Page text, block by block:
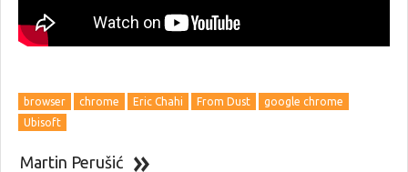
browser chrome Eric Chahi From Dust
google chrome
Ubisoft
Martin Perušić